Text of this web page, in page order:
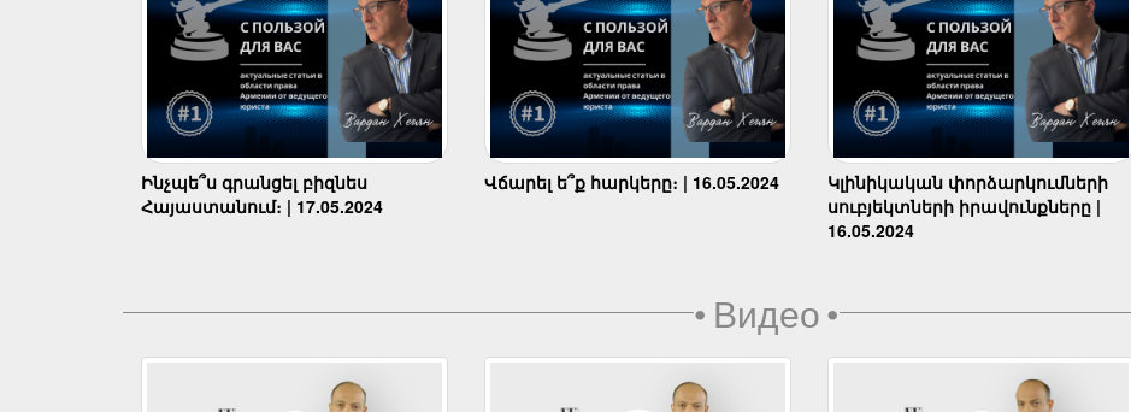
Ինչպե՞ս գրանցել բիզնես
Հայաստանում։ | 17.05.2024
Վճարել ե՞ք հարկերը։ | 16.05.2024
Կլինիկական փորձարկումների
սուբյեկտների իրավունքները |
16.05.2024
• Видео•